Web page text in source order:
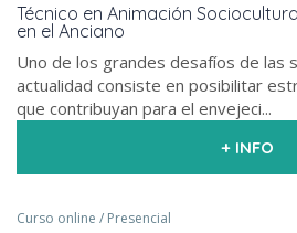
Técnico en Animación
en el Anciano
Uno de los grandes desafíos de las
actualidad consiste en posibilitar
que contribuyan para el envejeci...
+ INFO
Curso online / Presencial